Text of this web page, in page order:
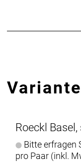
10
10½
12
Herstellerdaten gem.
Marke Roeckl:Roeckl
Roeckl
Bitte erfragen
pro Paar (inkl.